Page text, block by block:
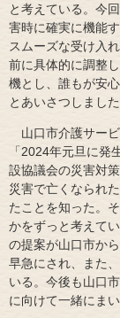
と考えている。今
害時に確実に機能
スムーズな受け入
前に具体的に調整
機とし、誰もが安
とあいさつしました
山口市介護サービ
「2024年元旦に
設協議会の災害対
災害で亡くなられ
たことを知った。
かをずっと考えて
の提案が山口市か
早急にされ、また
いる。今後も山口
に向けて一緒にま